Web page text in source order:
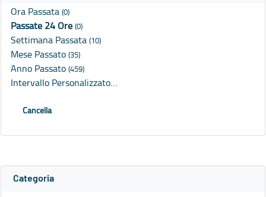
Ora Passata (0)
Passate 24 Ore (0)
Settimana Passata (10)
Mese Passato (35)
Anno Passato (459)
Intervallo Personalizzato…
Cancella
Categoria